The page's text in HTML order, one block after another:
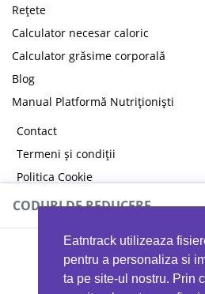
Eatntrack utilizeaza
pentru a personaliza si
ta pe site-ul nostru. Prin
Rețete
Calculator necesar caloric
Calculator grăsime corporală
Blog
Manual Platformă Nutriționiști
Contact
Termeni și condiții
Politica Cookie
Politica de confidențialitate
CODURI DE REDUCERE